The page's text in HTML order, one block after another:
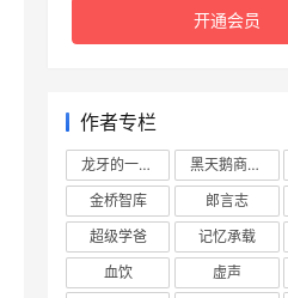
开通会员
作者专栏
龙牙的一座山 黑天鹅商业情报站
金桥智库
郎言志
超级学爸
记忆承载
血饮
虚声